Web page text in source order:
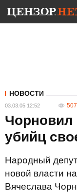
НОВОСТИ
03.03.05 12:52 507
Чорновил
убийц
Народный
новой власти
Вячеслава